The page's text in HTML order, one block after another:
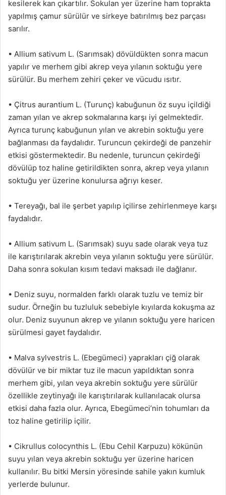
kesilerek kan çıkartılır. Sokulan yer üzerine ham toprakta
yapılmış çamur sürülür ve sirkeye batırılmış bez parçası
sarılır.
• Allium sativum L. (Sarımsak) dövüldükten sonra macun
yapılır ve merhem gibi akrep veya yılanın soktuğu yere
sürülür. Bu merhem zehiri çeker ve vücudu ısıtır.
• Çitrus aurantium L. (Turunç) kabuğunun öz suyu içildiği
zaman yılan ve akrep sokmalarına karşı iyi gelmektedir.
Ayrıca turunç kabuğunun yılan ve akrebin soktuğu yere
bağlanması da faydalıdır. Turuncun çekirdeği de panzehir
etkisi göstermektedir. Bu nedenle, turuncun çekirdeği
dövülüp toz haline getirildikten sonra, akrep veya yılanın
soktuğu yer üzerine konulursa ağrıyı keser.
• Tereyağı, bal ile şerbet yapılıp içilirse zehirlenmeye karşı
faydalıdır.
• Allium sativum L. (Sarımsak) suyu sade olarak veya tuz
ile karıştırılarak akrebin veya yılanın soktuğu yere sürülür.
Daha sonra sokulan kısım tedavi maksadı ile dağlanır.
• Deniz suyu, normalden farklı olarak tuzlu ve temiz bir
sudur. Örneğin bu tuzluluk sebebiyle kıyılarda kokuşma az
olur. Deniz suyunun akrep ve yılanın soktuğu yere haricen
sürülmesi gayet faydalıdır.
• Malva sylvestris L. (Ebegümeci) yaprakları çiğ olarak
dövülür ve bir miktar tuz ile macun yapıldıktan sonra
merhem gibi, yılan veya akrebin soktuğu yere sürülür
özellikle zeytinyağı ile karıştırılarak kullanılacak olursa
etkisi daha fazla olur. Ayrıca, Ebegümeci’nin tohumları da
toz haline getirilip içilir.
• Cikrullus colocynthis L. (Ebu Cehil Karpuzu) kökünün
suyu yılan veya akrebin soktuğu yer üzerine haricen
kullanılır. Bu bitki Mersin yöresinde sahile yakın kumluk
yerlerde bulunur.